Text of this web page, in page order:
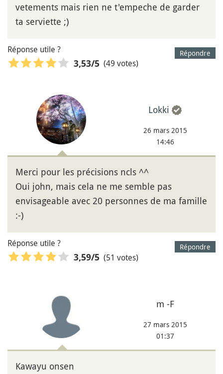
vetements mais rien ne t'empeche de garder
ta serviette ;)
Répondre
Réponse utile ?
3,53/5 (49 votes)
Lokki
26 mars 2015
14:46
Merci pour les précisions ncls ^^
Oui john, mais cela ne me semble pas
envisageable avec 20 personnes de ma famille
:-)
Répondre
Réponse utile ?
3,59/5 (51 votes)
m -F
27 mars 2015
01:37
Kawayu onsen